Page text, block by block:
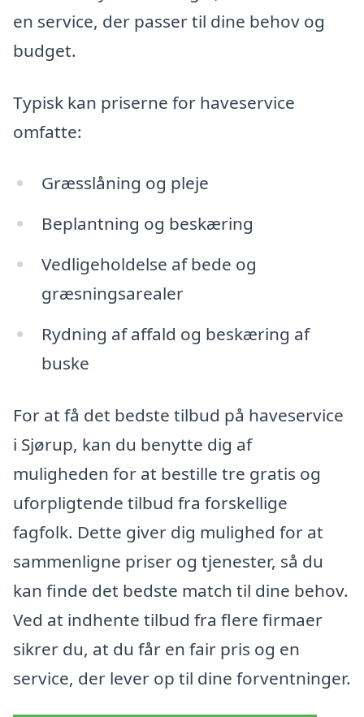
en service, der passer til dine behov og
budget.
Typisk kan priserne for haveservice
omfatte:
Græsslåning og pleje
Beplantning og beskæring
Vedligeholdelse af bede og
græsningsarealer
Rydning af affald og beskæring af
buske
For at få det bedste tilbud på haveservice
i Sjørup, kan du benytte dig af
muligheden for at bestille tre gratis og
uforpligtende tilbud fra forskellige
fagfolk. Dette giver dig mulighed for at
sammenligne priser og tjenester, så du
kan finde det bedste match til dine behov.
Ved at indhente tilbud fra flere firmaer
sikrer du, at du får en fair pris og en
service, der lever op til dine forventninger.